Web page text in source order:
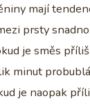
mají
prsty
je směs
minut
je naopak